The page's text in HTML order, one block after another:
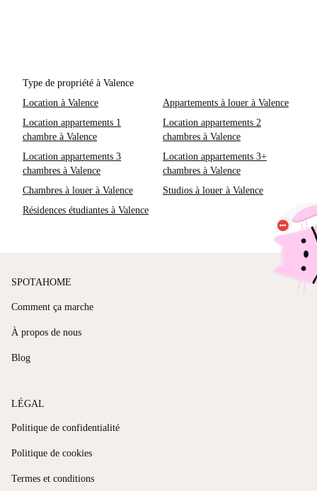
Type de propriété à Valence
Location à Valence
Appartements à louer à Valence
Location appartements 1
chambre à Valence
Location appartements 2
chambres à Valence
Location appartements 3
chambres à Valence
Location appartements 3+
chambres à Valence
Chambres à louer à Valence
Studios à louer à Valence
Résidences étudiantes à Valence
SPOTAHOME
Comment ça marche
À propos de nous
Blog
LÉGAL
Politique de confidentialité
Politique de cookies
Termes et conditions